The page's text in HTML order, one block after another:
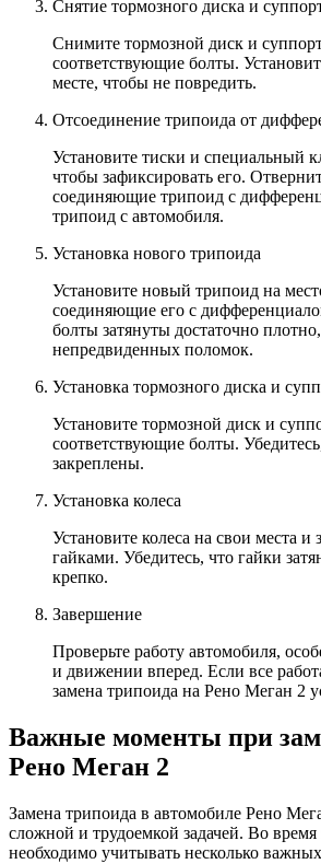
Снятие тормозного диска и
Снимите тормозной диск и
соответствующие болты.
месте, чтобы не повредить.
Отсоединение трипоида от
Установите тиски и специальный
чтобы зафиксировать его.
соединяющие трипоид с
трипоид с автомобиля.
Установка нового трипоида
Установите новый трипоид на
соединяющие его с
болты затянуты достаточно
непредвиденных поломок.
Установка тормозного диска и
Установите тормозной диск и
соответствующие болты.
закреплены.
Установка колеса
Установите колеса на свои места и
гайками. Убедитесь, что гайки
крепко.
Завершение
Проверьте работу автомобиля,
и движении вперед. Если все
замена трипоида на Рено Меган 2
Важные моменты при
Рено Меган 2
Замена трипоида в автомобиле Рено
сложной и трудоемкой задачей. Во
необходимо учитывать несколько